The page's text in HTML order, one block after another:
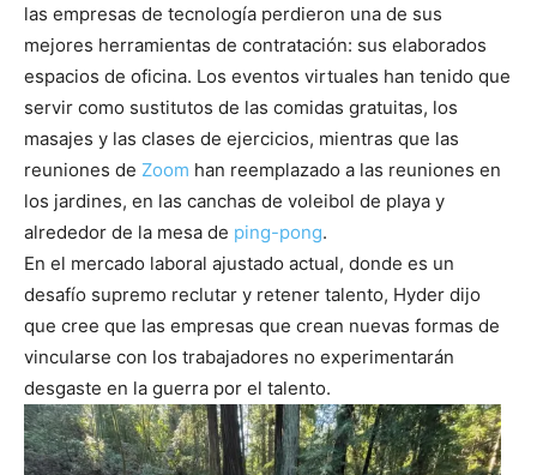
las empresas de tecnología perdieron una de sus
mejores herramientas de contratación: sus elaborados
espacios de oficina. Los eventos virtuales han tenido que
servir como sustitutos de las comidas gratuitas, los
masajes y las clases de ejercicios, mientras que las
reuniones de Zoom han reemplazado a las reuniones en
los jardines, en las canchas de voleibol de playa y
alrededor de la mesa de ping-pong.
En el mercado laboral ajustado actual, donde es un
desafío supremo reclutar y retener talento, Hyder dijo
que cree que las empresas que crean nuevas formas de
vincularse con los trabajadores no experimentarán
desgaste en la guerra por el talento.